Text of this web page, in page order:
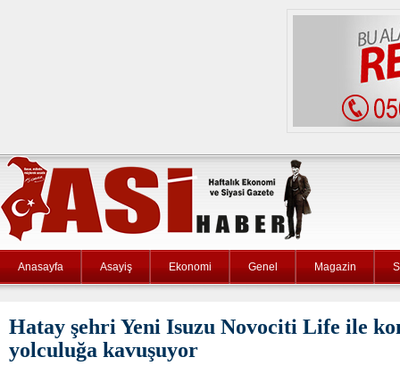
Anasayfa Asayiş Ekonomi Genel Magazin
Hatay şehri Yeni Isuzu Novociti Life ile
yolculuğa kavuşuyor